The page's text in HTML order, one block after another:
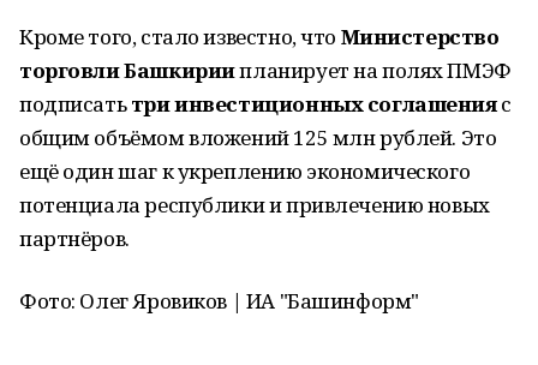
Кроме того, стало известно, что Министерство
торговли Башкириипланирует на полях ПМЭФ
подписатьтри инвестиционных соглашенияс
общим объёмом вложений125 млн рублей. Это
ещё один шаг к укреплению экономического
потенциала республики и привлечению новых
партнёров.
Фото: Олег Яровиков | ИА "Башинформ"